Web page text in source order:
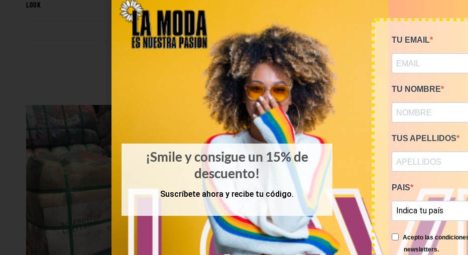
LOOK
RELATED PRODUCTS
¡Smile y consigue un 15% de
descuento!
Suscríbete ahora y recibe tu código.
TU EMAIL
TU NOMBRE
TUS APELLIDOS
PAIS
Acepto las
newsletters.